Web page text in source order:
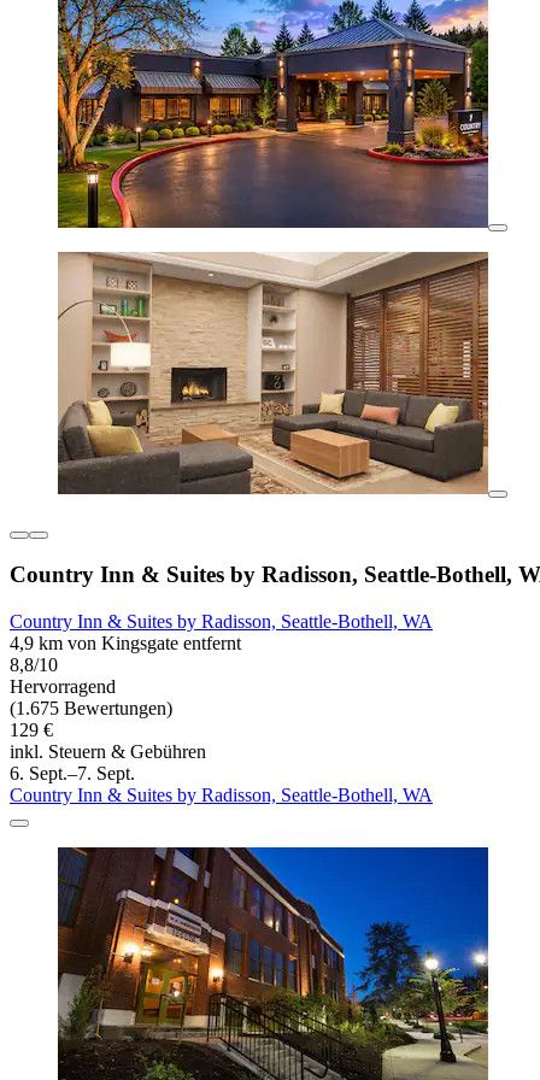
Country Inn & Suites by Radisson, Seattle-Bothell,
Country Inn & Suites by Radisson, Seattle-Bothell, WA
4,9 km von Kingsgate entfernt
8,8/10
Hervorragend
(1.675 Bewertungen)
129 €
inkl. Steuern & Gebühren
6. Sept.–7. Sept.
Country Inn & Suites by Radisson, Seattle-Bothell, WA